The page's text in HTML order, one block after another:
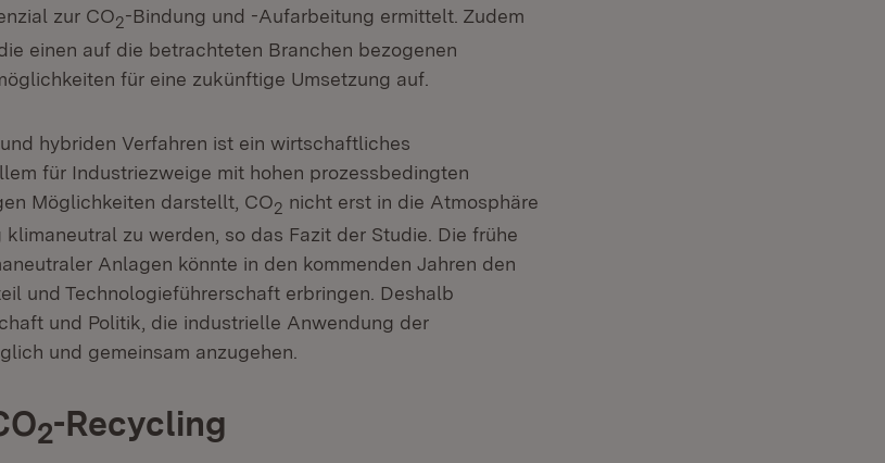
zur CO2-Bindung und -Aufarbeitung ermittelt. Zudem
einen auf die betrachteten Branchen bezogenen
für eine zukünftige Umsetzung auf.
hybriden Verfahren ist ein wirtschaftliches
für Industriezweige mit hohen prozessbedingten
Möglichkeiten darstellt, CO2 nicht erst in die Atmosphäre
zu werden, so das Fazit der Studie. Die frühe
Anlagen könnte in den kommenden Jahren den
und Technologieführerschaft erbringen. Deshalb
und Politik, die industrielle Anwendung der
und gemeinsam anzugehen.
2-Recycling